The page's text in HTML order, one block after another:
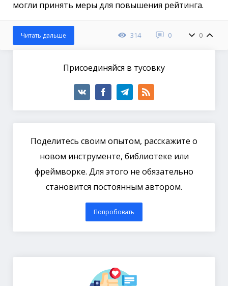
могли принять меры для повышения рейтинга.
314 0 0
Читать дальше
Присоединяйся в тусовку
Поделитесь своим опытом, расскажите о
новом инструменте, библиотеке или
фреймворке. Для этого не обязательно
становится постоянным автором.
Попробовать